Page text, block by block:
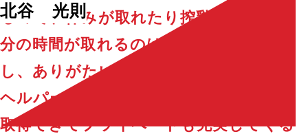
北谷 光則
るので、休みが取れたり搾乳の時間に自
分の時間が取れるのはとても嬉しいです
し、ありがたい存在です。
ヘルパーさんがいる事によって、休みを
取得できてプライベートも充実してくる